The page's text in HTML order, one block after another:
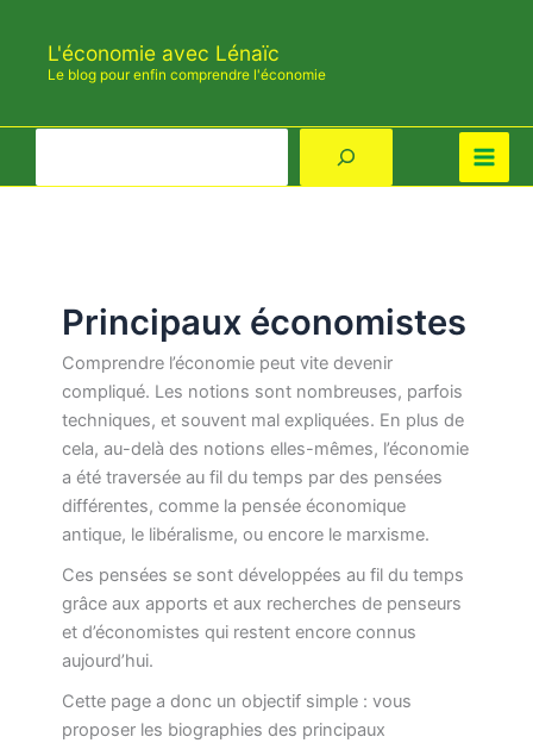
contenu
L'économie avec Lénaïc
Le blog pour enfin comprendre l'économie
Principaux économistes
Comprendre l’économie peut vite devenir
compliqué. Les notions sont nombreuses, parfois
techniques, et souvent mal expliquées. En plus de
cela, au-delà des notions elles-mêmes, l’économie
a été traversée au fil du temps par des pensées
différentes, comme la pensée économique
antique, le libéralisme, ou encore le marxisme.
Ces pensées se sont développées au fil du temps
grâce aux apports et aux recherches de penseurs
et d’économistes qui restent encore connus
aujourd’hui.
Cette page a donc un objectif simple : vous
proposer les biographies des principaux